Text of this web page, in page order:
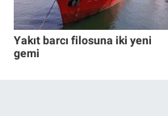
Yakıt barcı filosuna iki yeni
gemi